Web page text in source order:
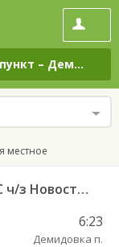
– Демидовка п.
местное
565А Озерск КДП — Черняховск АС ч/з Новостроево п.
6:23
Демидовка п.